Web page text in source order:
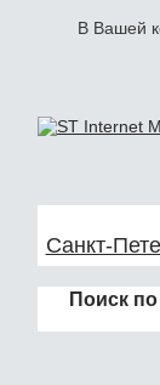
В Вашей
Санкт-
Поиск